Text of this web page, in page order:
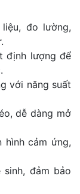
đo lường,
định lượng để
với năng suất
dễ dàng mở
hình cảm ứng,
đảm bảo